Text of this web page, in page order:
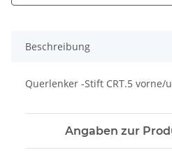
Beschreibung
Querlenker -Stift CRT.5 vorne/
Angaben zur